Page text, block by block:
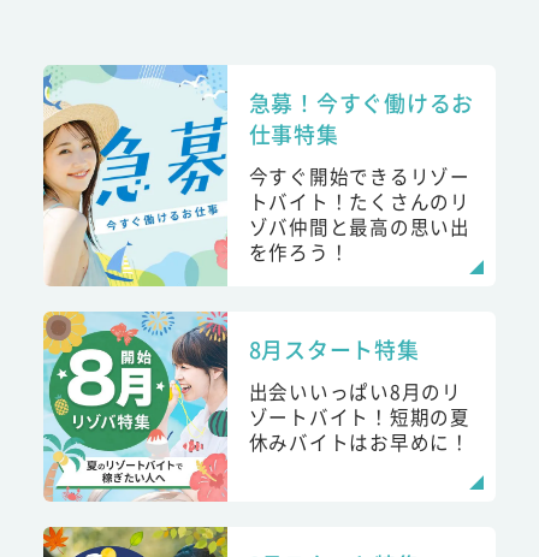
急募！今すぐ働けるお
仕事特集
今すぐ開始できるリゾー
トバイト！たくさんのリ
ゾバ仲間と最高の思い出
を作ろう！
8月スタート特集
出会いいっぱい8月のリ
ゾートバイト！短期の夏
休みバイトはお早めに！